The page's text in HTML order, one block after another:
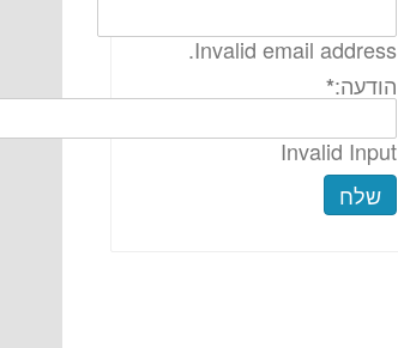
Invalid email address.
הודעה:*
Invalid Input
שלח